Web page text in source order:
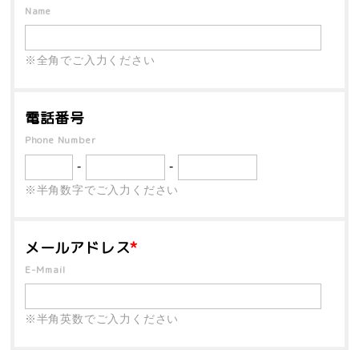
Name
※全角でご入力ください
電話番号
Phone Number
-
-
※半角数字でご入力ください
メールアドレス*
E-Mmail
※半角英数でご入力ください